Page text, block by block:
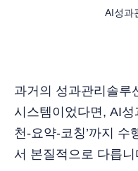
AI성과
과거의 성과관리솔루
시스템이었다면, AI성
천-요약-코칭’까지 수
서 본질적으로 다릅니